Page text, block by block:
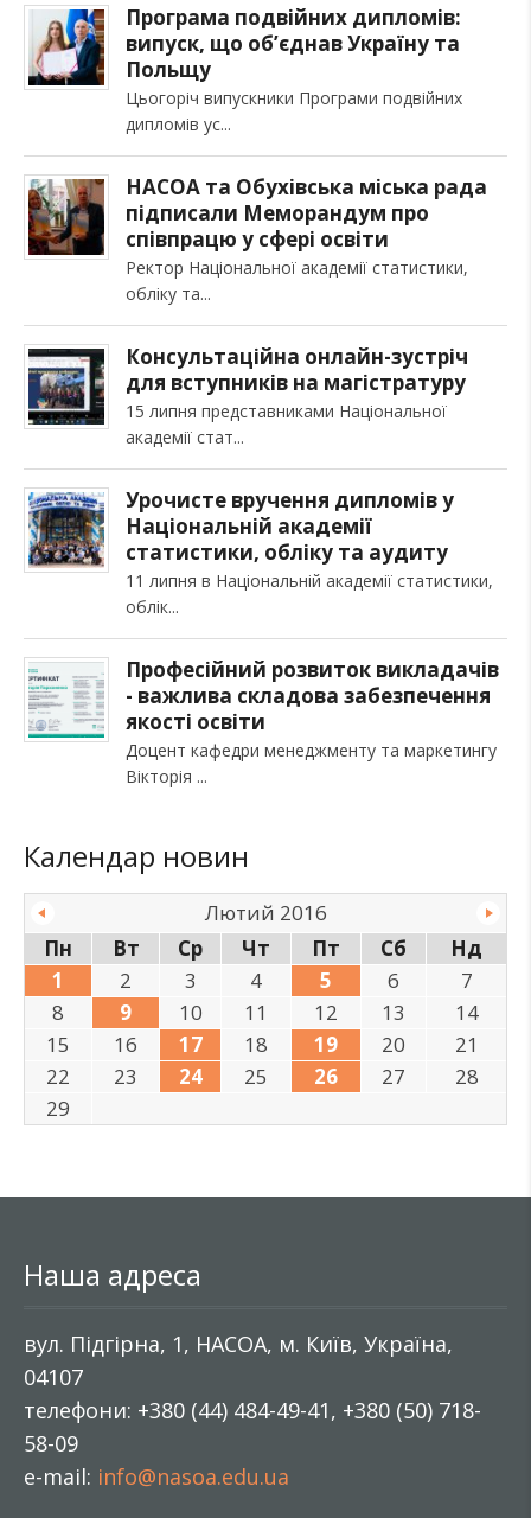
Програма подвійних дипломів:
випуск, що об’єднав Україну та
Польщу
Цьогоріч випускники Програми подвійних
дипломів ус
НАСОА та Обухівська міська рада
підписали Меморандум про
співпрацю у сфері освіти
Ректор Національної академії статистики,
обліку та
Консультаційна онлайн-зустріч
для вступників на магістратуру
15 липня представниками Національної
академії стат
Урочисте вручення дипломів у
Національній академії
статистики, обліку та аудиту
11 липня в Національній академії статистики,
облік
Професійний розвиток викладачів
- важлива складова забезпечення
якості освіти
Доцент кафедри менеджменту та маркетингу
Вікторія
Календар новин
Лютий 2016
Пн
Вт Ср Чт Пт Сб
Нд
1
2 3 4 5 6
7
8
9 10 11 12 13
14
15
16 17 18 19 20
21
22
23 24 25 26 27
28
29
Наша адреса
вул. Підгірна, 1, НАСОА, м. Київ, Україна,
04107
телефони: +380 (44) 484-49-41, +380 (50) 718-
58-09
e-mail: info@nasoa.edu.ua